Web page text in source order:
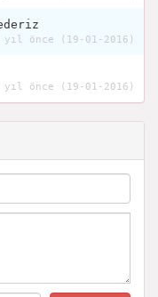
yıl önce (19-01-2016)
yıl önce (19-01-2016)